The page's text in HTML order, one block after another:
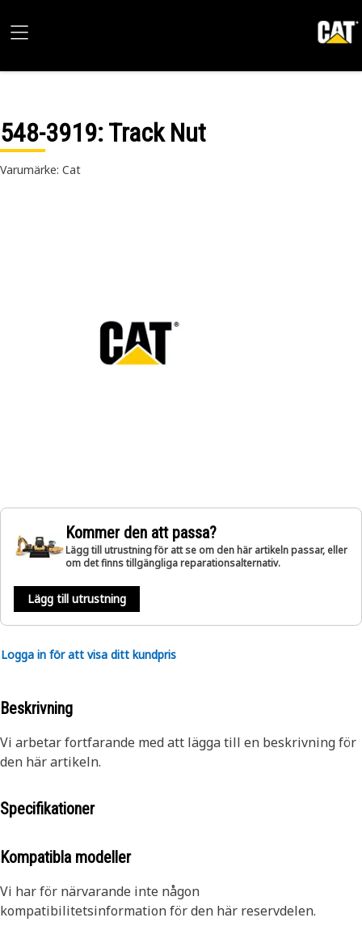
548-3919: Track Nut
Varumärke: Cat
Kommer den att passa?
Lägg till utrustning för att se om den här artikeln passar, eller
om det finns tillgängliga reparationsalternativ.
Lägg till utrustning
Logga in för att visa ditt kundpris
Beskrivning
Vi arbetar fortfarande med att lägga till en beskrivning för
den här artikeln.
Specifikationer
Kompatibla modeller
Vi har för närvarande inte någon
kompatibilitetsinformation för den här reservdelen.